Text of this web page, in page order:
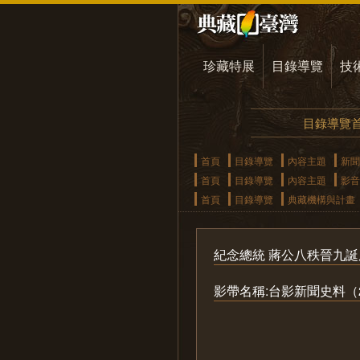
珍藏特展 目錄導覽 技
目錄導覽
首頁 目錄導覽 內容主題
新聞
首頁
目錄導覽 內容主題
影音
首頁
目錄導覽 典藏機構與計畫
紀念總統 蔣公八秩晉九
影帶名稱:台影新聞史料